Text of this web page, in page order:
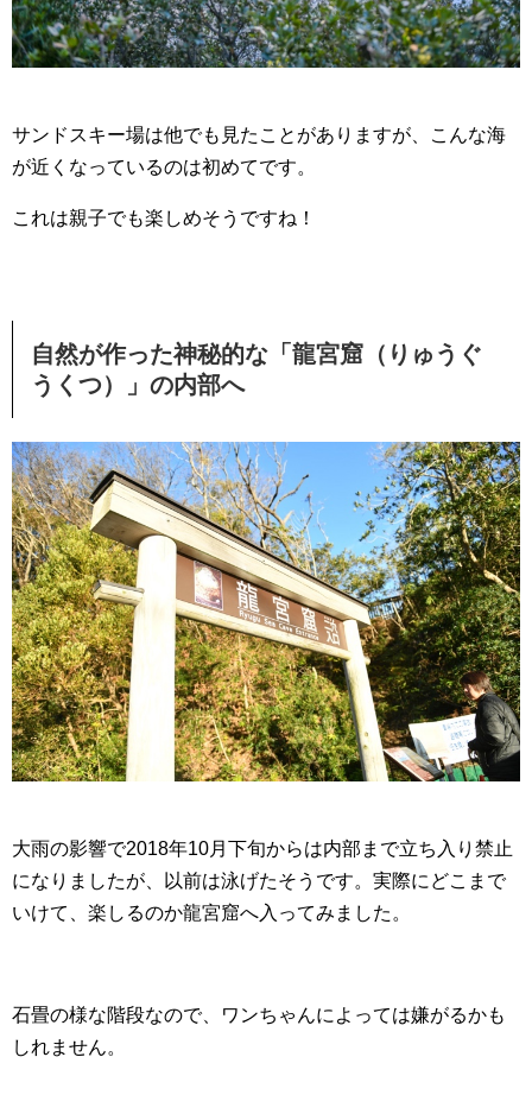
サンドスキー場は他でも見たことがありますが、こんな海
が近くなっているのは初めてです。
これは親子でも楽しめそうですね！
自然が作った神秘的な「龍宮窟（りゅうぐ
うくつ）」の内部へ
大雨の影響で2018年10月下旬からは内部まで立ち入り禁止
になりましたが、以前は泳げたそうです。実際にどこまで
いけて、楽しるのか龍宮窟へ入ってみました。
石畳の様な階段なので、ワンちゃんによっては嫌がるかも
しれません。